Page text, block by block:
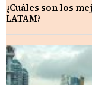
¿Cuáles son los
LATAM?